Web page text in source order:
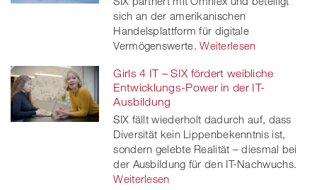
sich an der amerikanischen
Handelsplattform für digitale
Vermögenswerte. Weiterlesen
Girls 4 IT – SIX fördert weibliche
Entwicklungs-Power in der IT-
Ausbildung
SIX fällt wiederholt dadurch auf, dass
Diversität kein Lippenbekenntnis ist,
sondern gelebte Realität – diesmal bei
der Ausbildung für den IT-Nachwuchs.
Weiterlesen